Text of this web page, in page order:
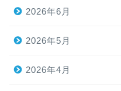
2026年6月
2026年5月
2026年4月